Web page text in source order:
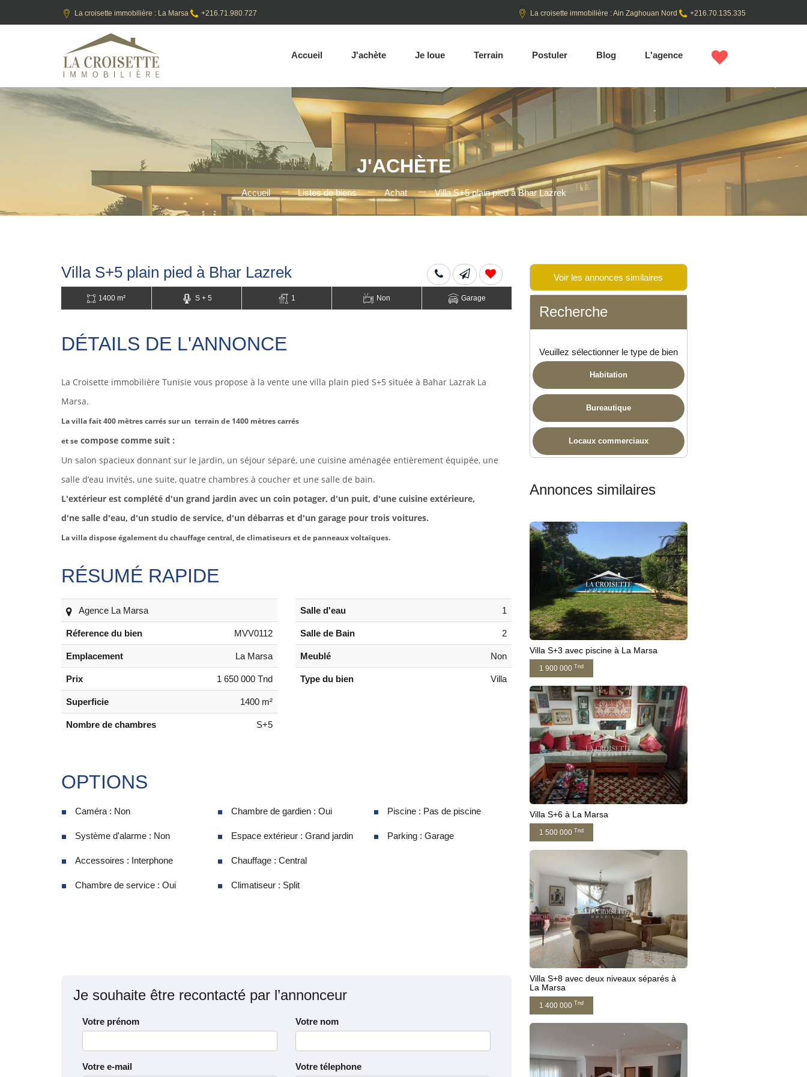
La croisette immobilière : La Marsa +216.71.980.727 La croisette immobilière : Ain Zaghouan Nord +216.70.135.335
Accueil J'achète Je loue Terrain Postuler Blog L'agence
J'ACHÈTE
Accueil Listes de biens Achat Villa S+5 plain pied à Bhar Lazrek
Villa S+5 plain pied à Bhar Lazrek
1400 m² S + 5 1 Non Garage
DÉTAILS DE L'ANNONCE
La Croisette immobilière Tunisie vous propose à la vente une villa plain pied S+5 située à Bahar Lazrak La
Marsa.
La villa fait 400 mètres carrés sur un terrain de 1400 mètres carrés
et se compose comme suit :
Un salon spacieux donnant sur le jardin, un séjour séparé, une cuisine aménagée entièrement équipée, une
salle d’eau invités, une suite, quatre chambres à coucher et une salle de bain.
L'extérieur est complété d'un grand jardin avec un coin potager, d'un puit, d'une cuisine extérieure,
d'ne salle d'eau, d'un studio de service, d'un débarras et d'un garage pour trois voitures.
La villa dispose également du chauffage central, de climatiseurs et de panneaux voltaïques.
RÉSUMÉ RAPIDE
Agence La Marsa
Réference du bien MVV0112
Emplacement La Marsa
Prix 1 650 000 Tnd
Superficie 1400 m²
Nombre de chambres S+5
Salle d'eau 1
Salle de Bain 2
Meublé Non
Type du bien Villa
OPTIONS
Caméra : Non
Système d'alarme : Non
Accessoires : Interphone
Chambre de service : Oui
Chambre de gardien : Oui
Espace extérieur : Grand jardin
Chauffage : Central
Climatiseur : Split
Piscine : Pas de piscine
Parking : Garage
Je souhaite être recontacté par l’annonceur
Votre prénom Votre nom
Votre e-mail Votre télephone
Voir les annonces similaires
Recherche
Veuillez sélectionner le type de bien
Habitation
Bureautique
Locaux commerciaux
Annonces similaires
Villa S+3 avec piscine à La Marsa
1 900 000 Tnd
Villa S+6 à La Marsa
1 500 000 Tnd
Villa S+8 avec deux niveaux séparés à
La Marsa
1 400 000 Tnd